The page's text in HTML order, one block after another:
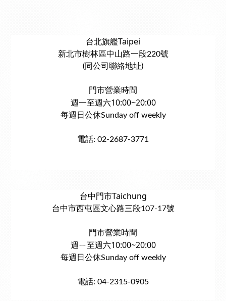
台北旗艦Taipei
新北市樹林區中山路一段220號
(同公司聯絡地址)
門市營業時間
週一至週六10:00~20:00
每週日公休Sunday off weekly
電話: 02-2687-3771
台中門市Taichung
台中市西屯區文心路三段107-17號
門市營業時間
週ㄧ至週六10:00~20:00
每週日公休Sunday off weekly
電話: 04-2315-0905